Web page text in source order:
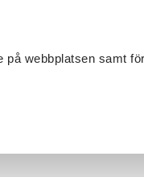
webbplatsen samt